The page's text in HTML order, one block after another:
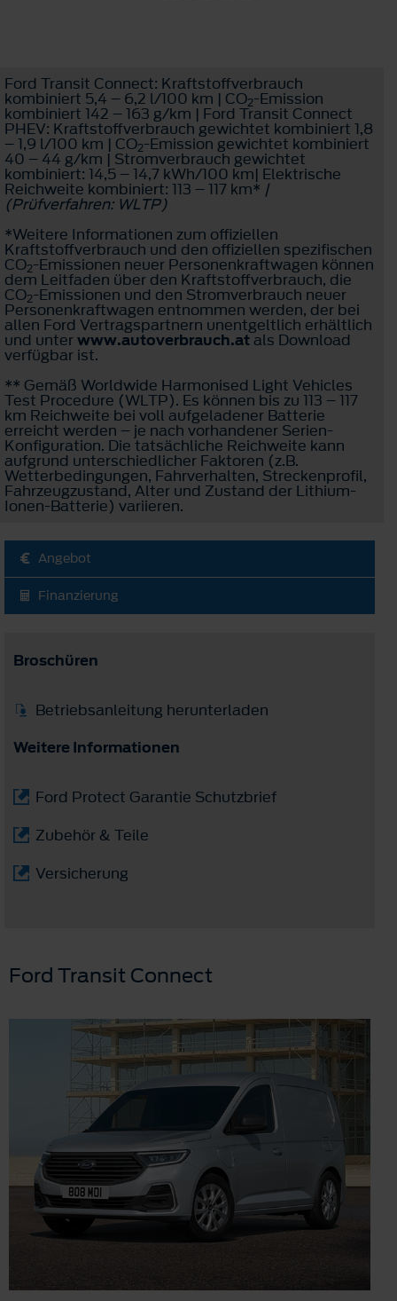
Ford Transit Connect: Kraftstoffverbrauch
kombiniert 5,4 – 6,2 l/100 km | CO2-Emission
kombiniert 142 – 163 g/km | Ford Transit Connect
PHEV: Kraftstoffverbrauch gewichtet kombiniert 1,8
– 1,9 l/100 km | CO2-Emission gewichtet kombiniert
40 – 44 g/km | Stromverbrauch gewichtet
kombiniert: 14,5 – 14,7 kWh/100 km| Elektrische
Reichweite kombiniert: 113 – 117 km* |
(Prüfverfahren: WLTP)
*Weitere Informationen zum offiziellen
Kraftstoffverbrauch und den offiziellen spezifischen
CO2-Emissionen neuer Personenkraftwagen können
dem Leitfaden über den Kraftstoffverbrauch, die
CO2-Emissionen und den Stromverbrauch neuer
Personenkraftwagen entnommen werden, der bei
allen Ford Vertragspartnern unentgeltlich erhältlich
und unterwww.autoverbrauch.atals Download
verfügbar ist.
** Gemäß Worldwide Harmonised Light Vehicles
Test Procedure (WLTP). Es können bis zu 113 – 117
km Reichweite bei voll aufgeladener Batterie
erreicht werden – je nach vorhandener Serien-
Konfiguration. Die tatsächliche Reichweite kann
aufgrund unterschiedlicher Faktoren (z.B.
Wetterbedingungen, Fahrverhalten, Streckenprofil,
Fahrzeugzustand, Alter und Zustand der Lithium-
Ionen-Batterie) variieren.
Angebot
Finanzierung
Broschüren
Betriebsanleitung herunterladen
Weitere Informationen
Ford Protect Garantie Schutzbrief
Zubehör & Teile
Versicherung
Ford Transit Connect